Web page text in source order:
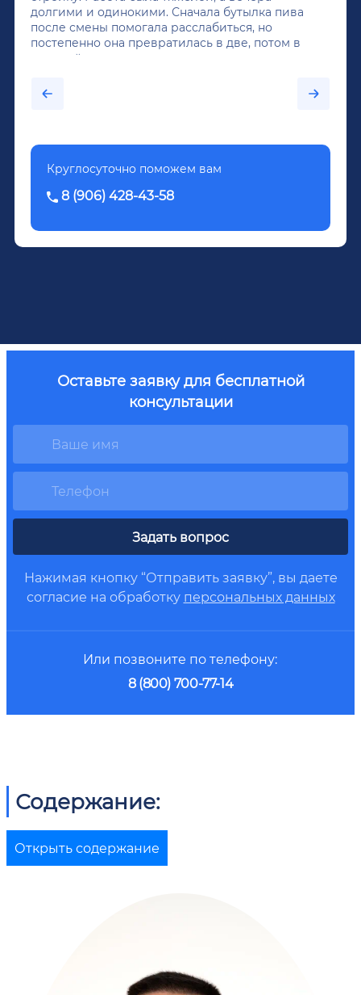
долгими и одинокими. Сначала бутылка пива
после смены помогала расслабиться, но
постепенно она превратилась в две, потом в
крепкий алкоголь, и вот он уже пил почти
было назначено кодирование по методу
Довженко.
Круглосуточно поможем вам
8 (906) 428-43-58
Оставьте заявку для бесплатной
консультации
Задать вопрос
Нажимая кнопку “Отправить заявку”, вы даете
согласие на обработку персональных данных
Или позвоните по телефону:
8 (800) 700-77-14
Содержание:
Открыть содержание